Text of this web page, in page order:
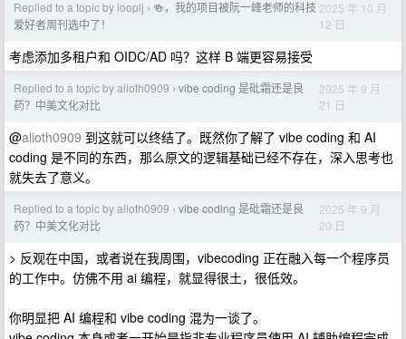
Replied to a topic by looplj › 🍻，我的项目被阮一峰老师的科技
爱好者周刊选中了！
2025 年 10 月
12 日
考虑添加多租户和 OIDC/AD 吗？这样 B 端更容易接受
Replied to a topic by alioth0909 › vibe coding 是砒霜还是良
药？中美文化对比
2025 年 9 月
21 日
@alioth0909 到这就可以终结了。既然你了解了 vibe coding 和 AI
coding 是不同的东西，那么原文的逻辑基础已经不存在，深入思考也
就失去了意义。
Replied to a topic by alioth0909 › vibe coding 是砒霜还是良
药？中美文化对比
2025 年 9 月
20 日
> 反观在中国，或者说在我周围，vibecoding 正在融入每一个程序员
的工作中。仿佛不用 ai 编程，就显得很土，很低效。
你明显把 AI 编程和 vibe coding 混为一谈了。